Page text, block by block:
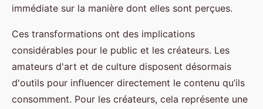
immédiate sur la manière dont elles sont perçues.
Ces transformations ont des implications
considérables pour le public et les créateurs. Les
amateurs d'art et de culture disposent désormais
d'outils pour influencer directement le contenu qu’ils
consomment. Pour les créateurs, cela représente une